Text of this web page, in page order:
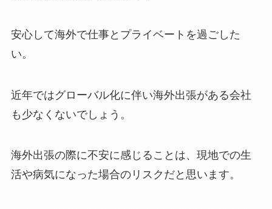
安心して海外で仕事とプライベートを過ごした
い。
近年ではグローバル化に伴い海外出張がある会社
も少なくないでしょう。
海外出張の際に不安に感じることは、現地での生
活や病気になった場合のリスクだと思います。